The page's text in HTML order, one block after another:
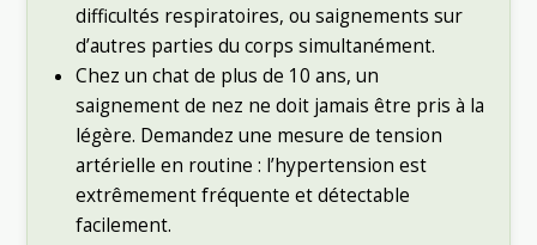
difficultés respiratoires, ou saignements sur
d’autres parties du corps simultanément.
Chez un chat de plus de 10 ans, un
saignement de nez ne doit jamais être pris à la
légère. Demandez une mesure de tension
artérielle en routine : l’hypertension est
extrêmement fréquente et détectable
facilement.